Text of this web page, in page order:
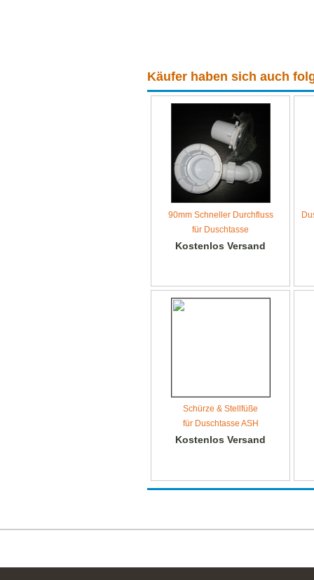
Käufer haben sich auch
90mm Schneller Durchfluss
für Duschtasse
Kostenlos Versand
Schürze & Stellfüße
für Duschtasse ASH
Kostenlos Versand